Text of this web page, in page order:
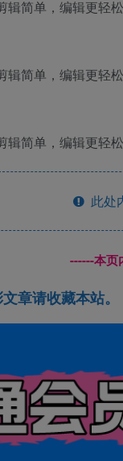
此处
------本页
章请收藏本站。